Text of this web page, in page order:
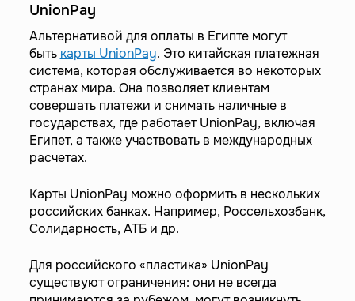
UnionPay
Альтернативой для оплаты в Египте могут
быть карты UnionPay. Это китайская платежная
система, которая обслуживается во некоторых
странах мира. Она позволяет клиентам
совершать платежи и снимать наличные в
государствах, где работает UnionPay, включая
Египет, а также участвовать в международных
расчетах.
Карты UnionPay можно оформить в нескольких
российских банках. Например, Россельхозбанк,
Солидарность, АТБ и др.
Для российского «пластика» UnionPay
существуют ограничения: они не всегда